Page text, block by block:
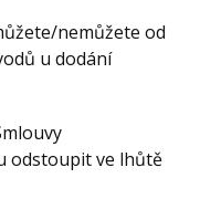
nemůžete od
u dodání
odstoupit ve lhůtě